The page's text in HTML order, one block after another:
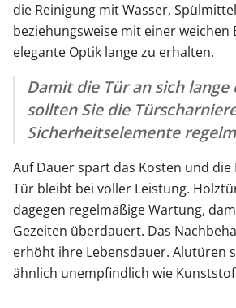
die Reinigung mit Wasser,
beziehungsweise mit einer weichen
elegante Optik lange zu erhalten.
Damit die Tür an sich
sollten Sie die
Sicherheitselemente
Auf Dauer spart das Kosten und
Tür bleibt bei voller Leistung.
dagegen regelmäßige Wartung,
Gezeiten überdauert. Das
erhöht ihre Lebensdauer. Alutüren
ähnlich unempfindlich wie